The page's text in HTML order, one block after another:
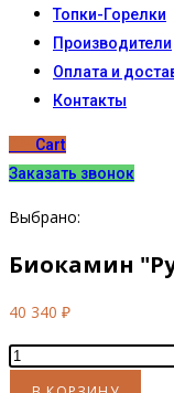
Топки-Горелки
Производители
Оплата и
Контакты
Cart
Заказать звонок
Выбрано:
Биокамин
40 340 ₽
Количество
товара